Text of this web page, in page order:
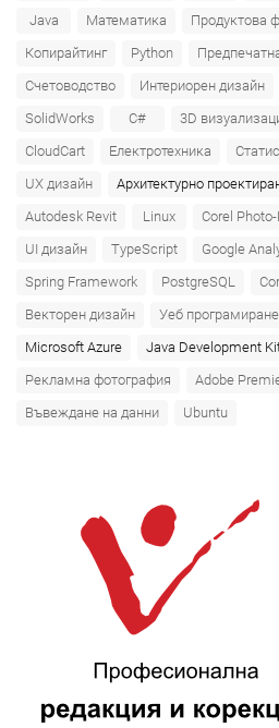
Java
Математика Продуктова
Копирайтинг
Python
Счетоводство
Интериорен дизайн
SolidWorks
C# 3D
CloudCart
Електротехника
UX дизайн
Архитектурно
Autodesk Revit
Linux Corel
UI дизайн
TypeScript Google
Spring Framework
PostgreSQL
Векторен дизайн
Уеб програмиране
Microsoft Azure‎
Java Development
Рекламна фотография
Adobe
Въвеждане на данни
Ubuntu